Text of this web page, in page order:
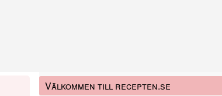
Välkommen till recepten.se